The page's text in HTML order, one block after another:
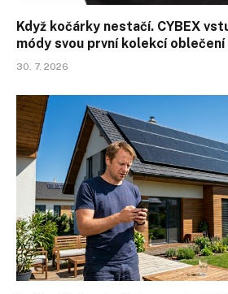
Když kočárky nestačí. CYBEX
módy svou první kolekcí oblečení
30. 7. 2026